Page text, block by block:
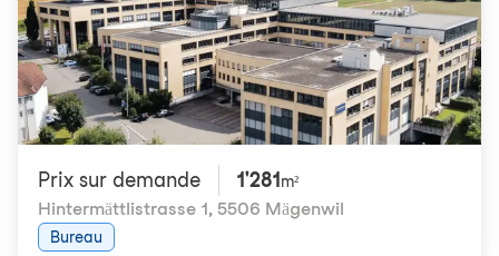
Prix ​​sur demande 1'281 m²
Hintermättlistrasse 1, 5506 Mägenwil
Bureau